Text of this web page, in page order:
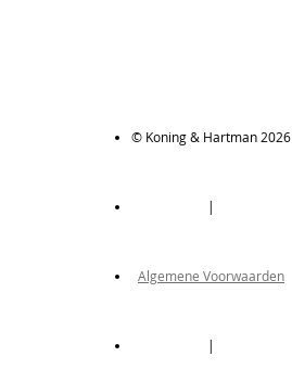
© Koning & Hartman 2026
|
Algemene Voorwaarden
|